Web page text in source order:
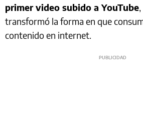
primer video subido a YouTube
transformó la forma en que
contenido en internet.